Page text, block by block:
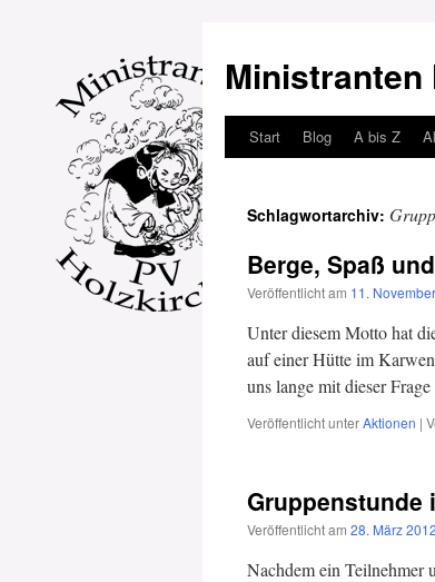
Zum
springen
Start Blog A bis Z
Schlagwortarchiv:
Berge, Spaß
Veröffentlicht am 11.
Unter diesem Motto hat
auf einer Hütte im
uns lange mit dieser
Veröffentlicht unterAktionen |
Gruppenstunde
Veröffentlicht am 28. März 2012
Nachdem ein